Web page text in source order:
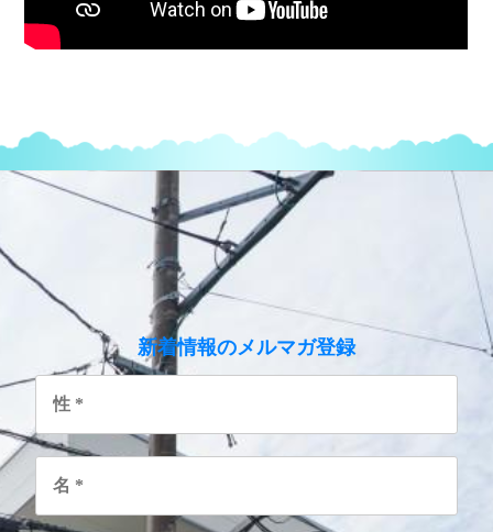
新着情報のメルマガ登録
性
名